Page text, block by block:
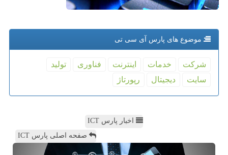
موضوع های پارس آی سی تی
شركت خدمات اینترنت فناوری
تولید
سایت
دیجیتال رپورتاژ
اخبار پارس ICT
صفحه اصلی پارس ICT